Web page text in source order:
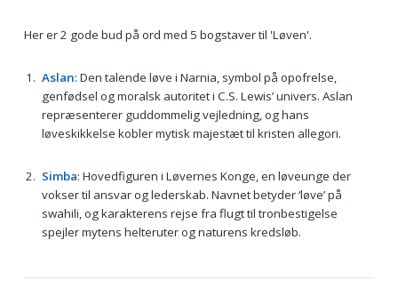
Her er 2 gode bud på ord med 5 bogstaver til 'Løven'.
Aslan: Den talende løve i Narnia, symbol på opofrelse,
genfødsel og moralsk autoritet i C.S. Lewis’ univers. Aslan
repræsenterer guddommelig vejledning, og hans
løveskikkelse kobler mytisk majestæt til kristen allegori.
Simba: Hovedfiguren i Løvernes Konge, en løveunge der
vokser til ansvar og lederskab. Navnet betyder ‘løve’ på
swahili, og karakterens rejse fra flugt til tronbestigelse
spejler mytens helteruter og naturens kredsløb.